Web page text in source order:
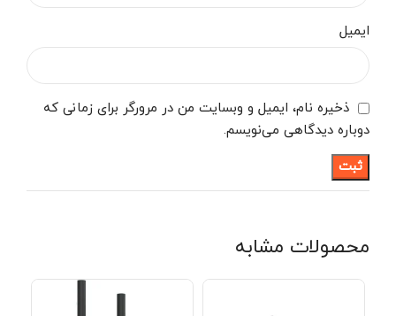
ایمیل
ذخیره نام، ایمیل و وبسایت من در مرورگر برای زمانی که
دوباره دیدگاهی می‌نویسم.
محصولات مشابه